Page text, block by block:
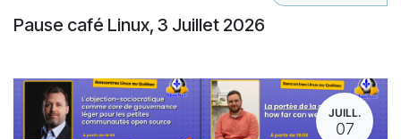
Pause café Linux, 3 Juillet 2026
JUILL.
07